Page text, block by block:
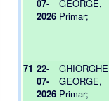
07-
2026
GEORGE,
Primar;
71 22-
07-
2026
GHIORGHE
GEORGE,
Primar;